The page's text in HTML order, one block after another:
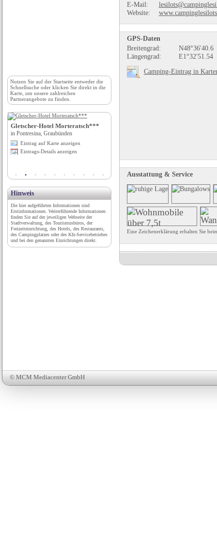
E-Mail:
Website:
GPS-Daten
Breitengrad:
N48°36'40.6
Längengrad:
E1°32'51.54
Camping-Eintrag in
Ausstattung & Service
Eine Zeichenerklärung erhalten Sie
© MCM Mediacenter GmbH
Nutzen Sie auf der Startseite entweder die
Schnellsuche oder klicken Sie direkt in die
Karte, um unsere zahlreichen
Partnerangebote zu finden.
Gletscher-Hotel Morteratsch***
in Pontresina, Graubünden
Eintrag auf Karte anzeigen
Eintrags-Details anzeigen
Hinweis
Die hier aufgeführten Informationen sind
Erstinformationen. Weiterführende Informationen
finden Sie auf der jeweiligen Webseite der
Stadtverwaltung, des Tourismusbüros, der
Freizeiteinrichtung, des Hotels, des Restaurants,
des Campingplatzes oder des Kfz-Servicebetriebes
und bei den genannten Einrichtungen direkt.